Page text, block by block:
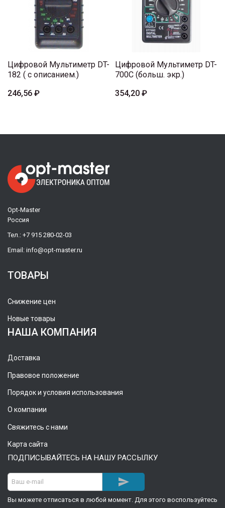
Цифровой Мультиметр DT-
182 ( с описанием.)
246,56 ₽
Цифровой Мультиметр DT-
700C (больш. экр.)
354,20 ₽
Opt-Master
Россия
Тел.: +7 915 280-02-03
Email: info@opt-master.ru
ТОВАРЫ
Снижение цен
Новые товары
НАША КОМПАНИЯ
Доставка
Правовое положение
Порядок и условия использования
О компании
Свяжитесь с нами
Карта сайта
ПОДПИСЫВАЙТЕСЬ НА НАШУ РАССЫЛКУ

Вы можете отписаться в любой момент. Для этого воспользуйтесь